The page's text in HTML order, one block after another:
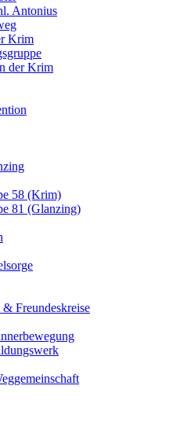
Antonius
Krim
der Krim
58 (Krim)
81 (Glanzing)
Freundeskreise